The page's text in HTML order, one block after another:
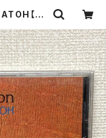
【演
ALBION
Tale